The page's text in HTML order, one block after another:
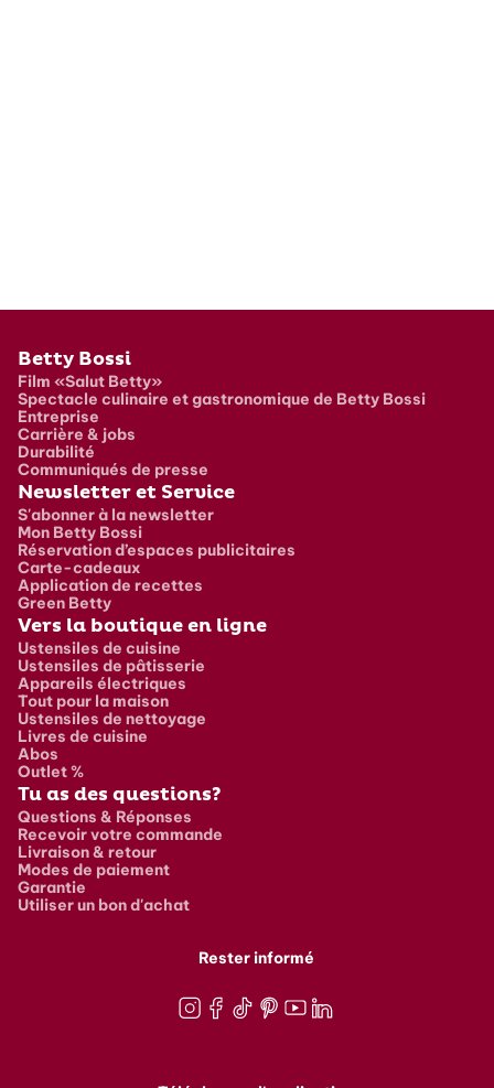
Pied de page
Betty Bossi
Film «Salut Betty»
Spectacle culinaire et gastronomique de Betty Bossi
Entreprise
Carrière & jobs
Durabilité
Communiqués de presse
Newsletter et Service
S'abonner à la newsletter
Mon Betty Bossi
Réservation d’espaces publicitaires
Carte-cadeaux
Application de recettes
Green Betty
Vers la boutique en ligne
Ustensiles de cuisine
Ustensiles de pâtisserie
Appareils électriques
Tout pour la maison
Ustensiles de nettoyage
Livres de cuisine
Abos
Outlet %
Tu as des questions?
Questions & Réponses
Recevoir votre commande
Livraison & retour
Modes de paiement
Garantie
Utiliser un bon d'achat
Rester informé